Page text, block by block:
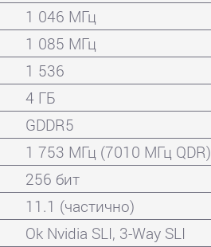
1 046 МГц
1 085 МГц
1 536
4 ГБ
GDDR5
1 753 МГц (7010 МГц QDR)
256 бит
11.1 (частично)
Ok Nvidia SLI, 3-Way SLI